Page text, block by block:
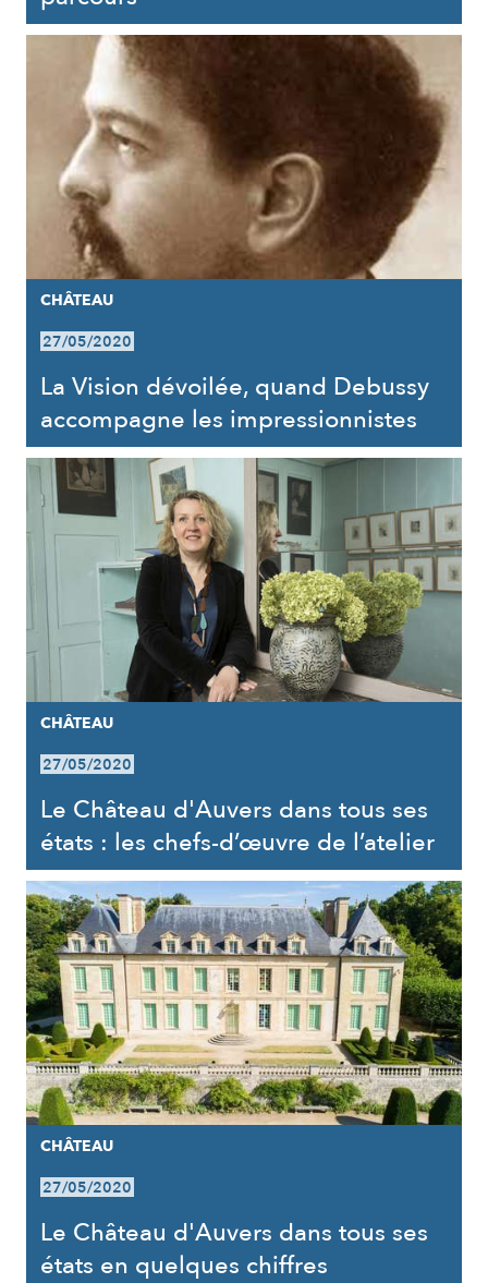
CHÂTEAU
27/05/2020
La Vision dévoilée, quand Debussy
accompagne les impressionnistes
CHÂTEAU
27/05/2020
Le Château d'Auvers dans tous ses
états : les chefs-d’œuvre de l’atelier
CHÂTEAU
27/05/2020
Le Château d'Auvers dans tous ses
états en quelques chiffres